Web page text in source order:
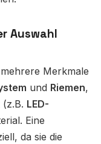
Auswahl
Merkmale
und Riemen,
(z.B. LED-
Eine
da sie die